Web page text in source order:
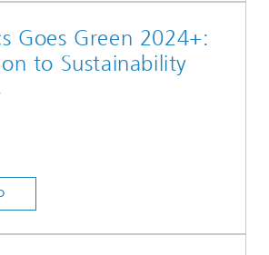
Goes Green 2024+:
to Sustainability